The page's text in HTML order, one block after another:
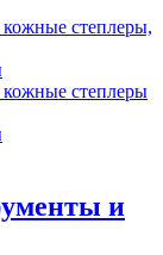
степлеры,
кожные степлеры
и